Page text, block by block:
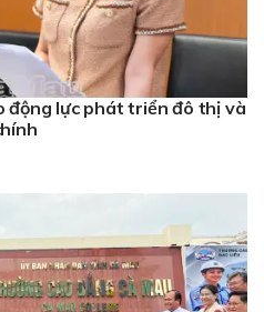
động lực phát triển đô thị và